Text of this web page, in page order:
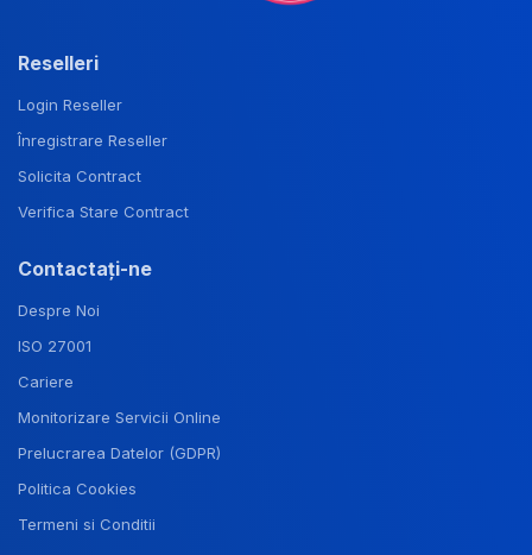
Reselleri
Login Reseller
Înregistrare Reseller
Solicita Contract
Verifica Stare Contract
Contactați-ne
Despre Noi
ISO 27001
Cariere
Monitorizare Servicii Online
Prelucrarea Datelor (GDPR)
Politica Cookies
Termeni si Conditii